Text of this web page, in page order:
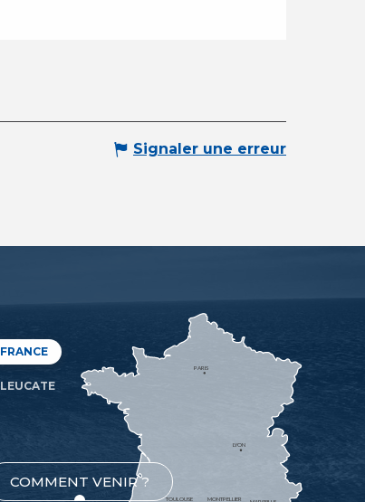
Signaler une erreur
FRANCE
LEUCATE
COMMENT VENIR ?
MONTPELLIER
TOULOUSE
LYON
PARIS